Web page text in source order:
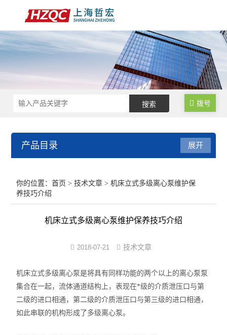
拨号
产品目录
数控电气柜
电子手轮
注塑式系统线束
立式多级离心泵
集成模组
发那科电抗器
展开
你的位置：首页 >技术文章 > 机床立式多级离心泵维护保
养技巧介绍
机床立式多级离心泵维护保养技巧介绍
2018-07-21 技术文章
机床立式多级离心泵是将具有同样功能的两个以上的离心泵泵
集合在一起，流体通道结构上，表现在*级的介质泄压口与第
二级的进口相通，第二级的介质泄压口与第三级的进口相通，
如此串联的机构形成了多级离心泵。